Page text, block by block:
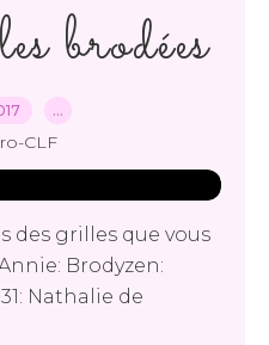
brodées
…
CLF
des grilles que vous
Brodyzen:
Nathalie de